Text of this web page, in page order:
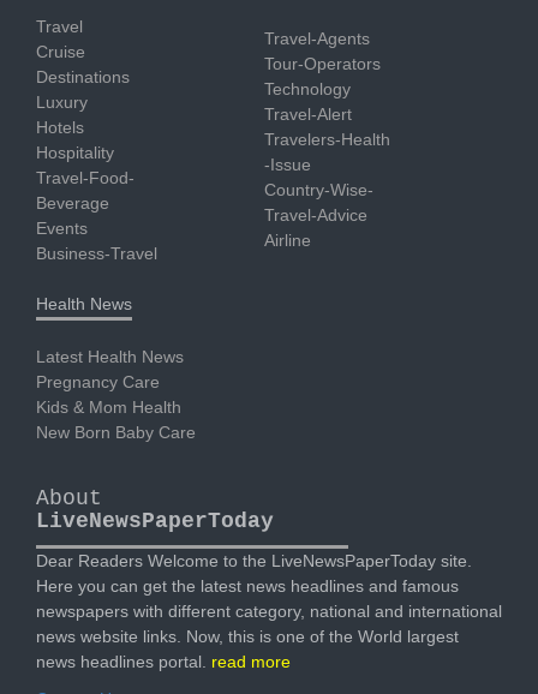
Travel
Cruise
Destinations
Luxury
Hotels
Hospitality
Travel-Food-
Beverage
Events
Business-Travel
Travel-Agents
Tour-Operators
Technology
Travel-Alert
Travelers-Health
-Issue
Country-Wise-
Travel-Advice
Airline
Health News
Latest Health News
Pregnancy Care
Kids & Mom Health
New Born Baby Care
About
LiveNewsPaperToday
Dear Readers Welcome to the LiveNewsPaperToday site.
Here you can get the latest news headlines and famous
newspapers with different category, national and international
news website links. Now, this is one of the World largest
news headlines portal. read more